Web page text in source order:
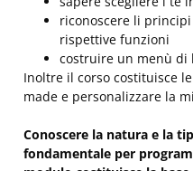
riconoscere li
rispettive funzioni
costruire un menù di
Inoltre il corso costituisce
made e personalizzare la
Conoscere la natura e la
fondamentale per